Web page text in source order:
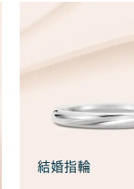
結婚指輪